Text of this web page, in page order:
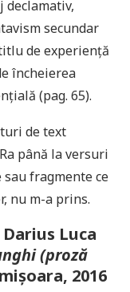
secundar
de experiență
încheierea
(pag. 65).
de text
până la versuri
fragmente ce
nu m-a prins.
Darius Luca
(proză
2016